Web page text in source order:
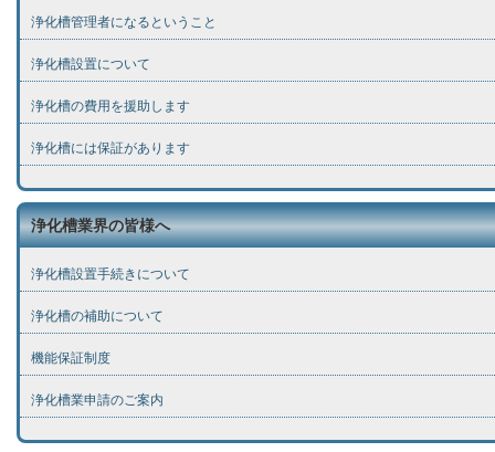
浄化槽管理者になるということ
浄化槽設置について
浄化槽の費用を援助します
浄化槽には保証があります
浄化槽業界の皆様へ
浄化槽設置手続きについて
浄化槽の補助について
機能保証制度
浄化槽業申請のご案内